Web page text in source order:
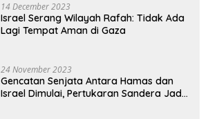
14 December 2023
Israel Serang Wilayah Rafah: Tidak Ada
Lagi Tempat Aman di Gaza
24 November 2023
Gencatan Senjata Antara Hamas dan
Israel Dimulai, Pertukaran Sandera Jadi